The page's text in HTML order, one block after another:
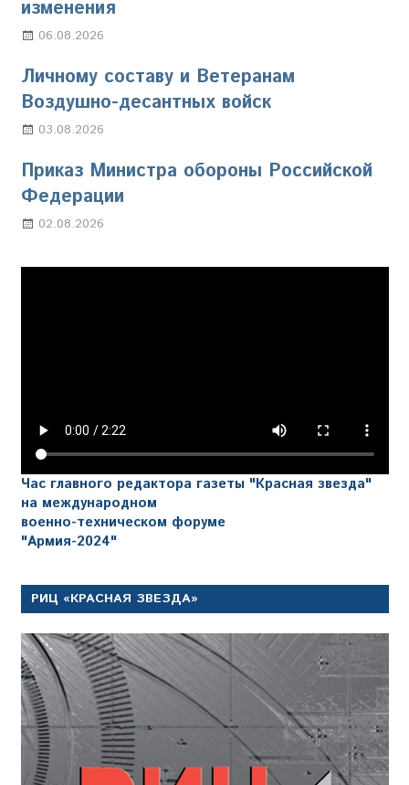
изменения
06.08.2026
Личному составу и Ветеранам
Воздушно-десантных войск
03.08.2026
Приказ Министра обороны Российской
Федерации
02.08.2026
Час главного редактора газеты "Красная звезда"
на международном
военно-техническом форуме
"Армия-2024"
РИЦ «КРАСНАЯ ЗВЕЗДА»